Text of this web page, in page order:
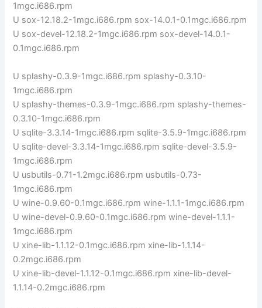
1mgc.i686.rpm
U sox-12.18.2-1mgc.i686.rpm sox-14.0.1-0.1mgc.i686.rpm
U sox-devel-12.18.2-1mgc.i686.rpm sox-devel-14.0.1-
0.1mgc.i686.rpm
U splashy-0.3.9-1mgc.i686.rpm splashy-0.3.10-
1mgc.i686.rpm
U splashy-themes-0.3.9-1mgc.i686.rpm splashy-themes-
0.3.10-1mgc.i686.rpm
U sqlite-3.3.14-1mgc.i686.rpm sqlite-3.5.9-1mgc.i686.rpm
U sqlite-devel-3.3.14-1mgc.i686.rpm sqlite-devel-3.5.9-
1mgc.i686.rpm
U usbutils-0.71-1.2mgc.i686.rpm usbutils-0.73-
1mgc.i686.rpm
U wine-0.9.60-0.1mgc.i686.rpm wine-1.1.1-1mgc.i686.rpm
U wine-devel-0.9.60-0.1mgc.i686.rpm wine-devel-1.1.1-
1mgc.i686.rpm
U xine-lib-1.1.12-0.1mgc.i686.rpm xine-lib-1.1.14-
0.2mgc.i686.rpm
U xine-lib-devel-1.1.12-0.1mgc.i686.rpm xine-lib-devel-
1.1.14-0.2mgc.i686.rpm